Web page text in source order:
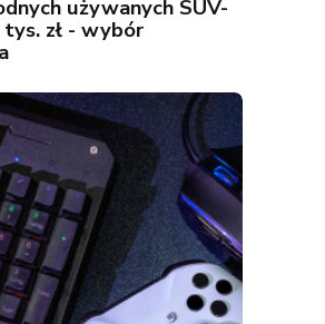
używanych SUV-
zł - wybór